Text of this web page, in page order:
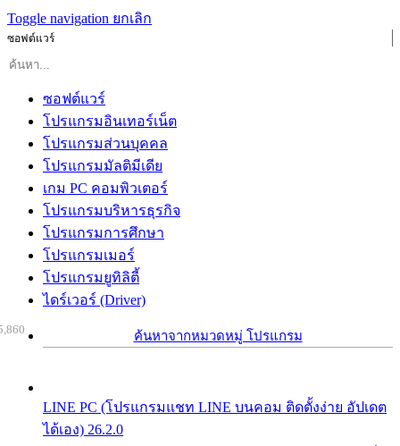
Toggle navigation ยกเลิก
ซอฟต์แวร์
ซอฟต์แวร์
โปรแกรมอินเทอร์เน็ต
โปรแกรมส่วนบุคคล
โปรแกรมมัลติมีเดีย
เกม PC คอมพิวเตอร์
โปรแกรมบริหารธุรกิจ
โปรแกรมการศึกษา
โปรแกรมเมอร์
โปรแกรมยูทิลิตี้
ไดร์เวอร์ (Driver)
ค้นหาจากหมวดหมู่ โปรแกรม
LINE PC (โปรแกรมแชท LINE บนคอม ติดตั้งง่าย อัปเดต
ได้เอง) 26.2.0